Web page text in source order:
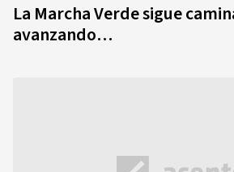
La Marcha Verde sigue
avanzando…